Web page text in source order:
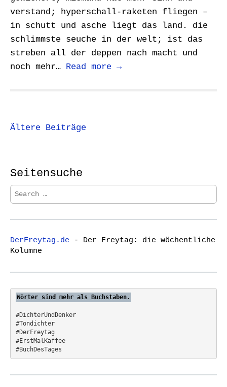
verstand; hyperschall-raketen fliegen –
in schutt und asche liegt das land. die
schlimmste seuche in der welt; ist das
streben all der deppen nach macht und
noch mehr… Read more →
Beitragsnavigation
Ältere Beiträge
Seitensuche
S
e
r
h
f
r
DerFreytag.de - Der Freytag: die wöchentliche
Kolumne
Wörter sind mehr als Buchstaben.
#DichterUndDenker
#Tondichter
#DerFreytag
#ErstMalKaffee
#BuchDesTages